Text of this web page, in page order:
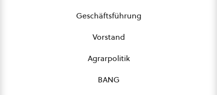
Geschäftsführung
Vorstand
Agrarpolitik
BANG